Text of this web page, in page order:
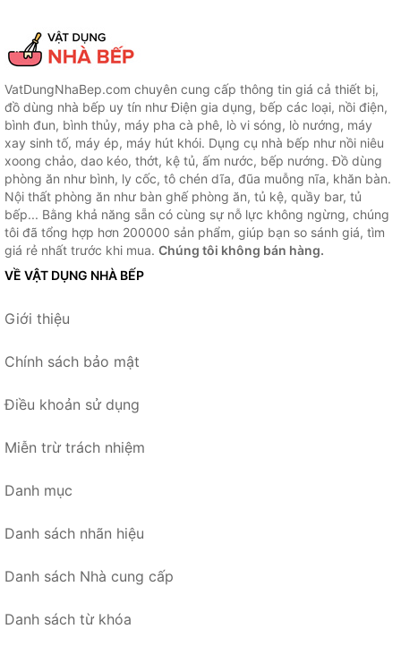
VatDungNhaBep.com chuyên cung cấp thông tin giá cả thiết bị,
đồ dùng nhà bếp uy tín như Điện gia dụng, bếp các loại, nồi điện,
bình đun, bình thủy, máy pha cà phê, lò vi sóng, lò nướng, máy
xay sinh tố, máy ép, máy hút khói. Dụng cụ nhà bếp như nồi niêu
xoong chảo, dao kéo, thớt, kệ tủ, ấm nước, bếp nướng. Đồ dùng
phòng ăn như bình, ly cốc, tô chén dĩa, đũa muỗng nĩa, khăn bàn.
Nội thất phòng ăn như bàn ghế phòng ăn, tủ kệ, quầy bar, tủ
bếp... Bằng khả năng sẵn có cùng sự nỗ lực không ngừng, chúng
tôi đã tổng hợp hơn 200000 sản phẩm, giúp bạn so sánh giá, tìm
giá rẻ nhất trước khi mua. Chúng tôi không bán hàng.
VỀ VẬT DỤNG NHÀ BẾP
Giới thiệu
Chính sách bảo mật
Điều khoản sử dụng
Miễn trừ trách nhiệm
Danh mục
Danh sách nhãn hiệu
Danh sách Nhà cung cấp
Danh sách từ khóa